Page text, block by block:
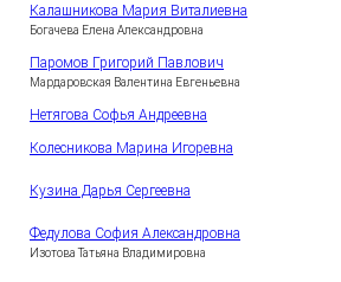
Калашникова Мария Виталиевна
Богачева Елена Александровна
Паромов Григорий Павлович
Мардаровская Валентина Евгеньевна
Нетягова Софья Андреевна
Колесникова Марина Игоревна
Кузина Дарья Сергеевна
Федулова София Александровна
Изотова Татьяна Владимировна